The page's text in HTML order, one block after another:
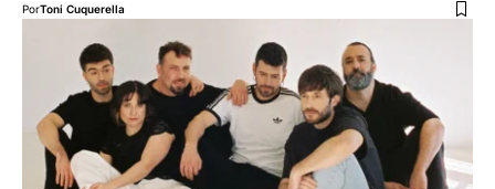
PorToni Cuquerella